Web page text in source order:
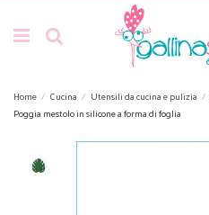
Home Cucina Utensili da cucina e pulizia
Poggia mestolo in silicone a forma di foglia